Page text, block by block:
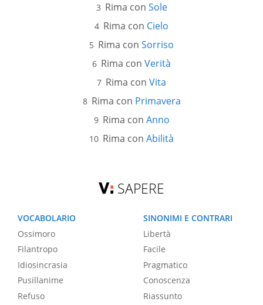
Rima con Sole
Rima con Cielo
Rima con Sorriso
Rima con Verità
Rima con Vita
Rima con Primavera
Rima con Anno
Rima con Abilità
SAPERE
VOCABOLARIO
Ossimoro
Filantropo
Idiosincrasia
Pusillanime
Refuso
SINONIMI E CONTRARI
Libertà
Facile
Pragmatico
Conoscenza
Riassunto